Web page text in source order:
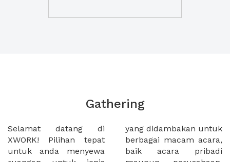
Gathering
Selamat datang di
XWORK! Pilihan tepat
untuk anda menyewa
yang didambakan untuk
berbagai macam acara,
baik acara pribadi